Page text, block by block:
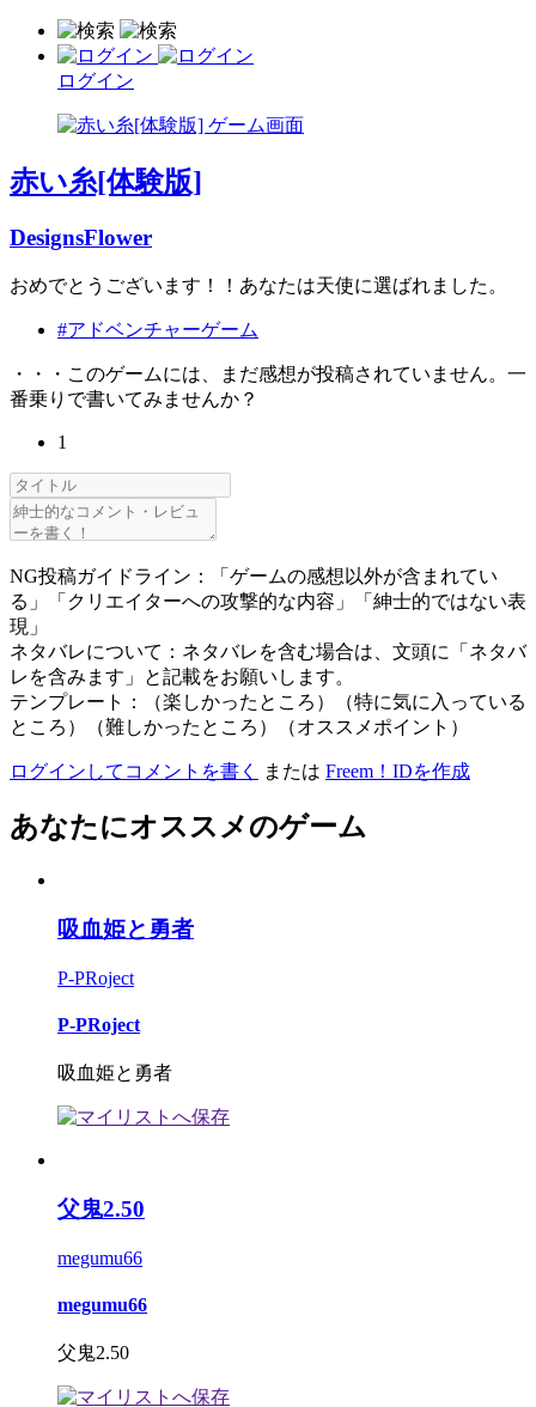
ログイン
赤い糸[体験版]
DesignsFlower
おめでとうございます！！あなたは天使に選ばれました。
#アドベンチャーゲーム
・・・このゲームには、まだ感想が投稿されていません。一
番乗りで書いてみませんか？
1
NG投稿ガイドライン：「ゲームの感想以外が含まれてい
る」「クリエイターへの攻撃的な内容」「紳士的ではない表
現」
ネタバレについて：ネタバレを含む場合は、文頭に「ネタバ
レを含みます」と記載をお願いします。
テンプレート：（楽しかったところ）（特に気に入っている
ところ）（難しかったところ）（オススメポイント）
ログインしてコメントを書く または Freem！IDを作成
あなたにオススメのゲーム
吸血姫と勇者
P-PRoject
P-PRoject
吸血姫と勇者
父鬼2.50
megumu66
megumu66
父鬼2.50